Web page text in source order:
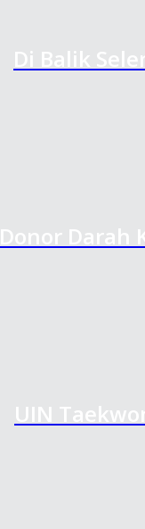
Di Balik
Donor Darah
UIN